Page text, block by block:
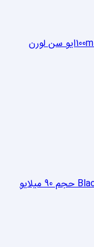
ایو سن لورن
ایو